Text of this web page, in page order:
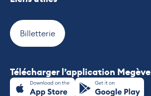
Billetterie
Télécharger l’application Megève